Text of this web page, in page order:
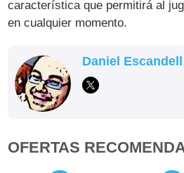
característica que permitirá al
en cualquier momento.
Daniel Escandell
OFERTAS